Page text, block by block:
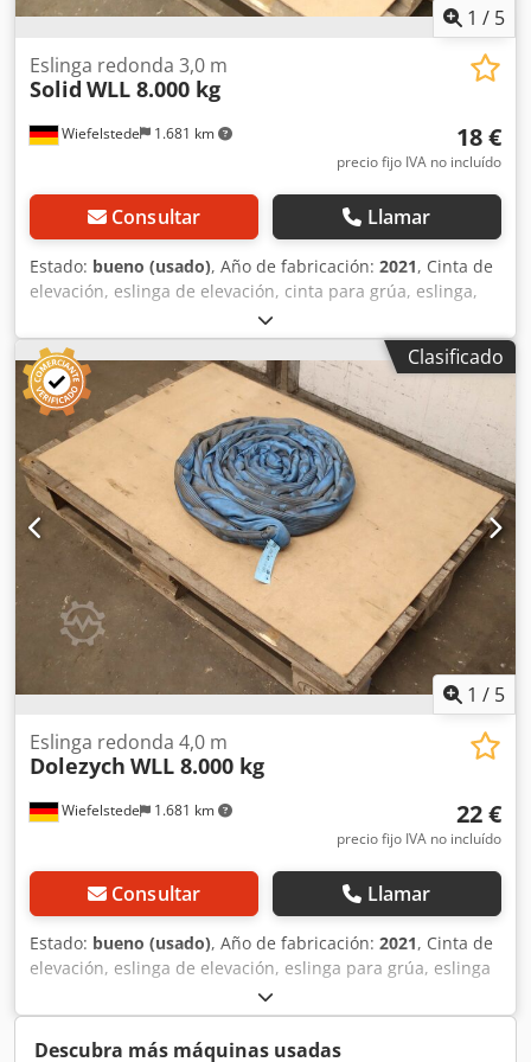
1 / 5
Wiefelstede 1.681 km
Eslinga redonda 3,0 m
Solid WLL 8.000 kg
18 €
precio fijo IVA no incluído
Consultar Llamar
Estado: bueno (usado), Año de fabricación: 2021, Cinta de
elevación, eslinga de elevación, cinta para grúa, eslinga,
eslinga redonda, manguera de doble tejido -Fabricante:
Solid, eslinga redonda de doble tejido | EN 1492/1-2 -
Tipo/Capacidad de carga: Carga máxima de trabajo (WLL)
8.000 kg -Longitud: 3,0 m -Cantidad: 3 eslingas redondas
disponibles -Dimensiones de transporte: Ø 400 x 80 mm
Credpfx Aezrmh Njgksf -Peso: 4,2 kg/unidad
Clasificado
1 / 5
Wiefelstede 1.681 km
Eslinga redonda 4,0 m
Dolezych WLL 8.000 kg
22 €
precio fijo IVA no incluído
Consultar Llamar
Estado: bueno (usado), Año de fabricación: 2021, Cinta de
elevación, eslinga de elevación, eslinga para grúa, eslinga
de elevación, eslinga redonda, manguera de tejido doble -
Fabricante: Solid, eslinga redonda, EN 1492-2 PES -
Tipo/Capacidad de carga: Carga máxima de trabajo (CWT)
Descubra más máquinas usadas